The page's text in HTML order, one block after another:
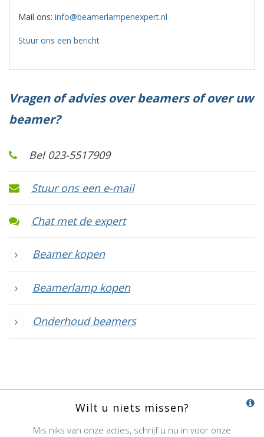
Mail ons: info@beamerlampenexpert.nl
Stuur ons een bericht
Vragen of advies over beamers of over uw
beamer?
Bel 023-5517909
Stuur ons een e-mail
Chat met de expert
Beamer kopen
Beamerlamp kopen
Onderhoud beamers
Wilt u niets missen?
Mis niks van onze acties, schrijf u nu in voor onze